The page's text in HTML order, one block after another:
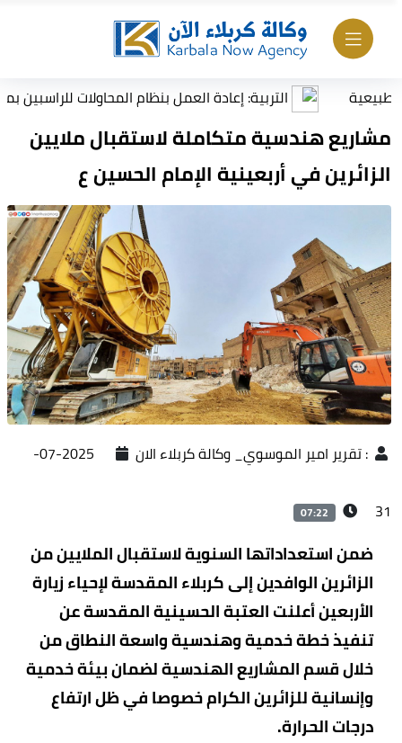
التربية: إعادة العمل بنظام المحاولات للراسبين بمادة أو
مشاريع هندسية متكاملة لاستقبال ملايين
الزائرين في أربعينية الإمام الحسين ع
تقرير امير الموسوي_ وكالة كربلاء الان 2025-07-
31
07:22
ضمن استعداداتها السنوية لاستقبال الملايين من
الزائرين الوافدين إلى كربلاء المقدسة لإحياء زيارة
الأربعين أعلنت العتبة الحسينية المقدسة عن
تنفيذ خطة خدمية وهندسية واسعة النطاق من
خلال قسم المشاريع الهندسية لضمان بيئة خدمية
وإنسانية للزائرين الكرام خصوصا في ظل ارتفاع
درجات الحرارة.